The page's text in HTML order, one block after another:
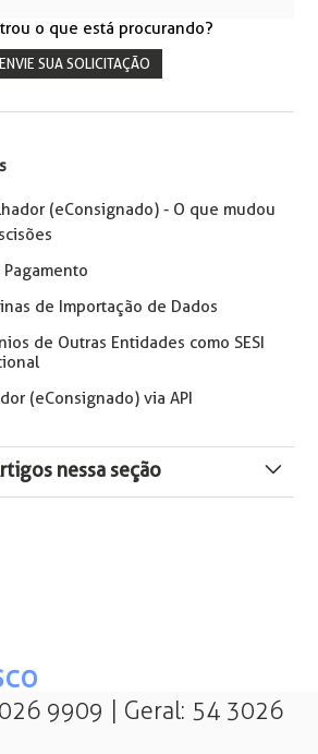
o que está procurando?
ENVIE SUA SOLICITAÇÃO
(eConsignado) - O que mudou
de Importação de Dados
de Outras Entidades como SESI
(eConsignado) via API
nessa seção
de Convênio
9909 | Geral: 54 3026